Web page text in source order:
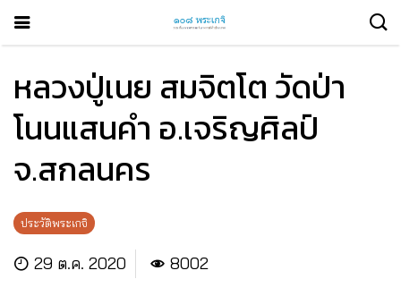
หลวงปู่เนย สมจิตโต วัดป่า
โนนแสนคำ อ.เจริญศิลป์
จ.สกลนคร
ประวัติพระเกจิ
29 ต.ค. 2020 8002